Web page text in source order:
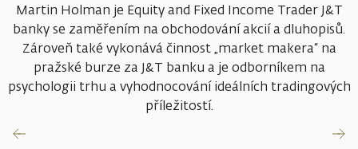
Martin Holman je Equity and Fixed Income Trader J&T
banky se zaměřením na obchodování akcií a dluhopisů.
Zároveň také vykonává činnost „market makera“ na
pražské burze za J&T banku a je odborníkem na
psychologii trhu a vyhodnocování ideálních tradingových
příležitostí.